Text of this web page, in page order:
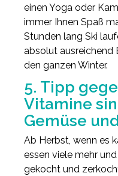
einen Yoga oder
immer Ihnen Spaß
Stunden lang Ski
absolut ausreichend
den ganzen Winter.
5. Tipp
Vitamine
Gemüse
Ab Herbst, wenn es
essen viele mehr
gekocht und